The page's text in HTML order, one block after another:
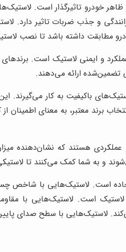
خودرو تاثیرگذار است.
و جذب ضربات تاثیر دارد.
مطابقت داشته باشد تا نصب
و ایمنی لاستیک است.
تضمین‌شده ارائه می‌دهند.
باکیفیت به کار می‌گیرند.
برند معتبر، به معنای
عملکردی هستند که نشان‌دهنده
و به شما کمک می‌کنند تا لاستیکی
است. لاستیک‌هایی با شاخص
لاستیک است. لاستیک‌هایی
لاستیک‌هایی با سطح صدای